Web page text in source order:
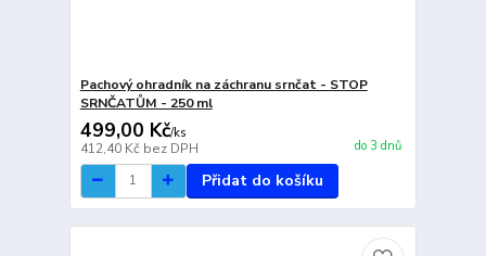
Pachový ohradník na záchranu srnčat - STOP
SRNČATŮM - 250 ml
499,00 Kč/ks
412,40 Kč bez DPH do 3 dnů
Přidat do košíku